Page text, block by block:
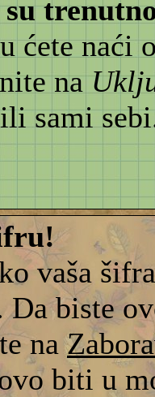
ćete naći
na
sami
vaša
Da biste
na
biti u